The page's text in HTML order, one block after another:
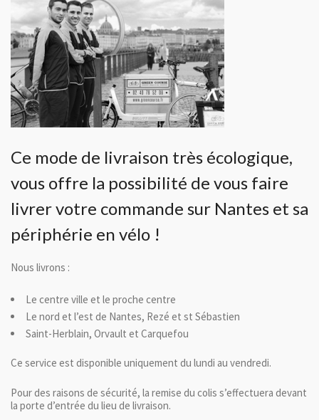
Ce mode de livraison très écologique,
vous offre la possibilité de vous faire
livrer votre commande sur Nantes et sa
périphérie en vélo !
Nous livrons :
Le centre ville et le proche centre
Le nord et l’est de Nantes, Rezé et st Sébastien
Saint-Herblain, Orvault et Carquefou
Ce service est disponible uniquement du lundi au vendredi.
Pour des raisons de sécurité, la remise du colis s’effectuera devant
la porte d’entrée du lieu de livraison.